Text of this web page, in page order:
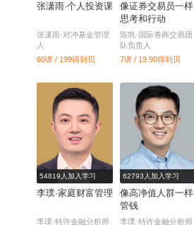
张潇雨·个人投资课
张潇雨·对冲基金管理
人
60讲 / 199得到贝
像证券交易员一样
思考和行动
陈凯·国际券商交易团
队负责人
7讲 / 19.90得到贝
54819人加入学习
李璞·家庭财富管理
李璞·特许金融分析师
62793人加入学习
像高净值人群一样
管钱
李璞·特许金融分析师